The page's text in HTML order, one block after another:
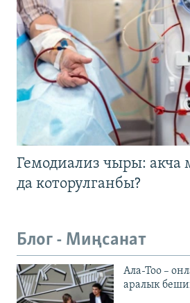
Гемодиализ чыры: акча
да которулганбы?
Блог - Миңсанат
Ала-Тоо –
аралык